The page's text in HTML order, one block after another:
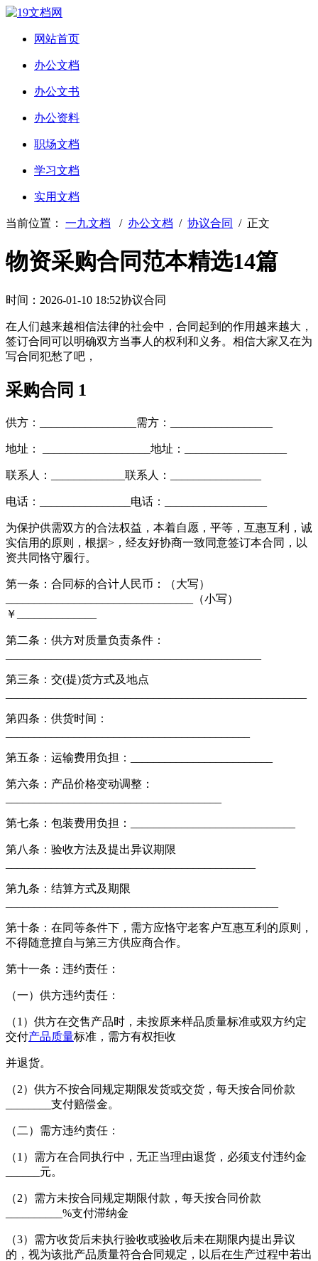
网站首页
办公文档
办公文书
办公资料
职场文档
学习文档
实用文档
当前位置： 一九文档 / 办公文档 / 协议合同 / 正文
物资采购合同范本精选14篇
时间：2026-01-10 18:52协议合同
在人们越来越相信法律的社会中，合同起到的作用越来越大，
签订合同可以明确双方当事人的权利和义务。相信大家又在为
写合同犯愁了吧，
采购合同 1
供方：_________________需方：__________________
地址： ___________________地址：__________________
联系人：_____________联系人：________________
电话：________________电话：__________________
为保护供需双方的合法权益，本着自愿，平等，互惠互利，诚
实信用的原则，根据>，经友好协商一致同意签订本合同，以
资共同恪守履行。
第一条：合同标的合计人民币：（大写）
_________________________________（小写）
￥______________
第二条：供方对质量负责条件：
第三条：交(提)货方式及地点
第四条：供货时间：
第五条：运输费用负担：_________________________
第六条：产品价格变动调整：
第七条：包装费用负担：_____________________________
第八条：验收方法及提出异议期限
第九条：结算方式及期限
第十条：在同等条件下，需方应恪守老客户互惠互利的原则，
不得随意擅自与第三方供应商合作。
第十一条：违约责任：
（一）供方违约责任：
（1）供方在交售产品时，未按原来样品质量标准或双方约定
交付产品质量标准，需方有权拒收
并退货。
（2）供方不按合同规定期限发货或交货，每天按合同价款
________支付赔偿金。
（二）需方违约责任：
（1）需方在合同执行中，无正当理由退货，必须支付违约金
______元。
（2）需方未按合同规定期限付款，每天按合同价款
__________%支付滞纳金
（3）需方收货后未执行验收或验收后未在期限内提出异议
的，视为该批产品质量符合合同规定，以后在生产过程中若出